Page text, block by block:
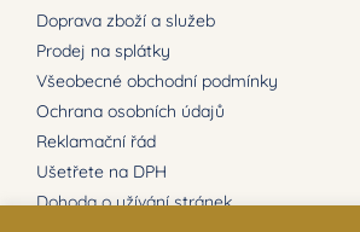
Doprava zboží a služeb
Prodej na splátky
Všeobecné obchodní podmínky
Ochrana osobních údajů
Reklamační řád
Ušetřete na DPH
Dohoda o užívání stránek